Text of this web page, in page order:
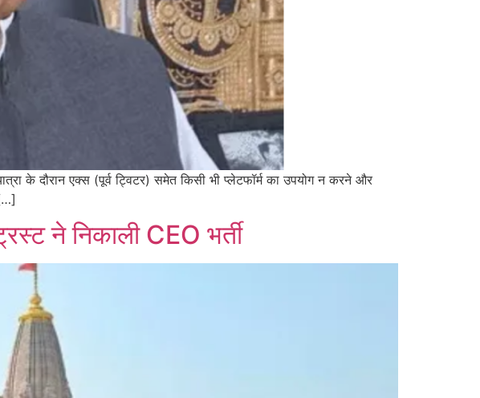
के दौरान एक्स (पूर्व ट्विटर) समेत किसी भी प्लेटफॉर्म का उपयोग न करने और
ने निकाली CEO भर्ती